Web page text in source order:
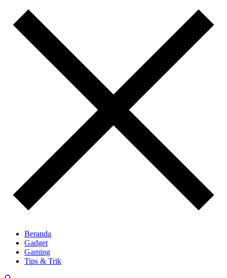
Beranda
Gadget
Gaming
Tips & Trik